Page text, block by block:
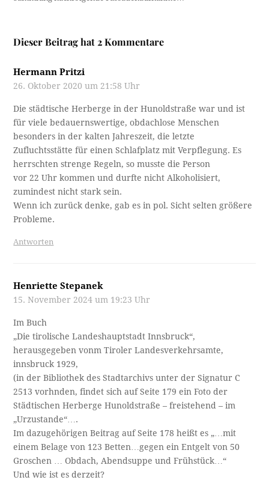
Dieser Beitrag hat 2 Kommentare
Hermann Pritzi
26. Oktober 2020 um 21:58 Uhr
Die städtische Herberge in der Hunoldstraße war und ist
für viele bedauernswertige, obdachlose Menschen
besonders in der kalten Jahreszeit, die letzte
Zufluchtsstätte für einen Schlafplatz mit Verpflegung. Es
herrschten strenge Regeln, so musste die Person
vor 22 Uhr kommen und durfte nicht Alkoholisiert,
zumindest nicht stark sein.
Wenn ich zurück denke, gab es in pol. Sicht selten größere
Probleme.
Antworten
Henriette Stepanek
15. November 2024 um 19:23 Uhr
Im Buch
„Die tirolische Landeshauptstadt Innsbruck“,
herausgegeben vonm Tiroler Landesverkehrsamte,
innsbruck 1929,
(in der Bibliothek des Stadtarchivs unter der Signatur C
2513 vorhnden, findet sich auf Seite 179 ein Foto der
Städtischen Herberge Hunoldstraße – freistehend – im
„Urzustande“….
Im dazugehörigen Beitrag auf Seite 178 heißt es „…mit
einem Belage von 123 Betten…gegen ein Entgelt von 50
Groschen … Obdach, Abendsuppe und Frühstück…“
Und wie ist es derzeit?